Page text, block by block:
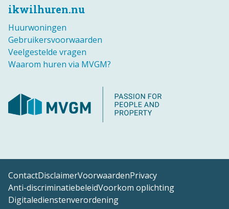
ikwilhuren.nu
Huurwoningen
Gebruikersvoorwaarden
Veelgestelde vragen
Waarom huren via MVGM?
ContactDisclaimerVoorwaardenPrivacy
Anti-discriminatiebeleidVoorkom oplichting
Digitaledienstenverordening